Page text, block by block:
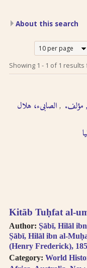
About this search
Search tips
Arabic
Searches you
will query only
searching
technologies for
Arabic OCR
we intend to
introduce full-
Showing 1 - 1 of 1 results
Kitāb Tuḥfat al-
Author: Ṣābī, Hilāl
Ṣābī, Hilāl ibn al-
(Henry Frederick),
Category: World
الصابىء، هلال